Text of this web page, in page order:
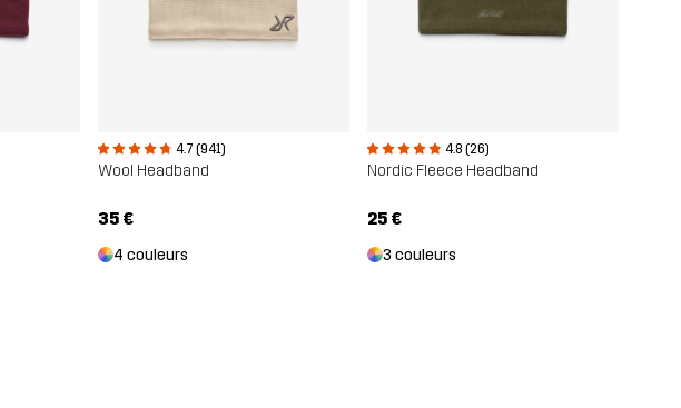
4.7 (941)
Wool Headband
35 €
4 couleurs
4.8 (26)
Nordic Fleece Headband
25 €
3 couleurs